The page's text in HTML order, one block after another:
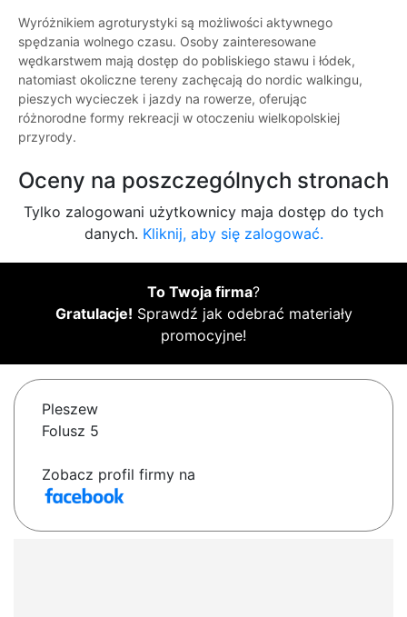
Wyróżnikiem agroturystyki są możliwości aktywnego
spędzania wolnego czasu. Osoby zainteresowane
wędkarstwem mają dostęp do pobliskiego stawu i łódek,
natomiast okoliczne tereny zachęcają do nordic walkingu,
pieszych wycieczek i jazdy na rowerze, oferując
różnorodne formy rekreacji w otoczeniu wielkopolskiej
przyrody.
Oceny na poszczególnych stronach
Tylko zalogowani użytkownicy maja dostęp do tych
danych. Kliknij, aby się zalogować.
To Twoja firma?
Gratulacje! Sprawdź jak odebrać materiały
promocyjne!
Pleszew
Folusz 5
Zobacz profil firmy na